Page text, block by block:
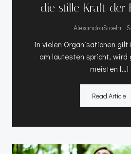
die stille Kraft der
AlexandraStoehr -
In vielen Organisationen gilt
am lautesten spricht, wird
meisten […]
Read Article